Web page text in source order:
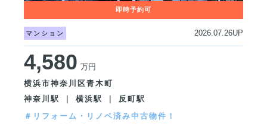
マンション 2026.07.26UP
4,580 万円
横浜市神奈川区青木町
神奈川駅 ｜ 横浜駅 ｜ 反町駅
＃リフォーム・リノベ済み中古物件！